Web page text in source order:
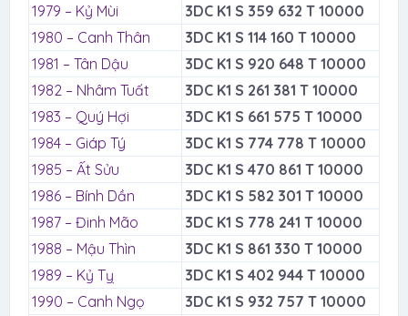
1979 – Kỷ Mùi
3DC K1 S 359 632 T 10000
1980 – Canh Thân
3DC K1 S 114 160 T 10000
1981 – Tân Dậu
3DC K1 S 920 648 T 10000
1982 – Nhâm Tuất
3DC K1 S 261 381 T 10000
1983 – Quý Hợi
3DC K1 S 661 575 T 10000
1984 – Giáp Tý
3DC K1 S 774 778 T 10000
1985 – Ất Sửu
3DC K1 S 470 861 T 10000
1986 – Bính Dần
3DC K1 S 582 301 T 10000
1987 – Đinh Mão
3DC K1 S 778 241 T 10000
1988 – Mậu Thìn
3DC K1 S 861 330 T 10000
1989 – Kỷ Tỵ
3DC K1 S 402 944 T 10000
1990 – Canh Ngọ
3DC K1 S 932 757 T 10000